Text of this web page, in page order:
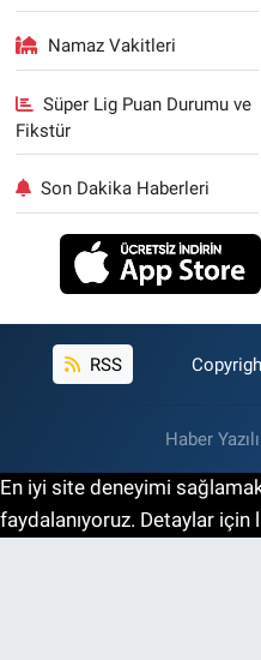
Namaz Vakitleri
Süper Lig Puan Durumu ve
Fikstür
Son Dakika Haberleri
RSS
Haber
En iyi site deneyimi
faydalanıyoruz. Detaylar için